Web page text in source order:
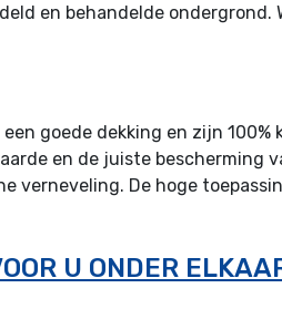
en behandelde
goede dekking en zijn 100%
en de juiste bescherming
verneveling. De hoge
U ONDER